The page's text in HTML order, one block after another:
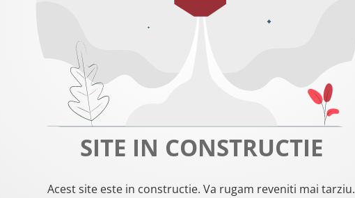
SITE IN CONSTRUCTIE
Acest site este in constructie. Va rugam reveniti mai tarziu.